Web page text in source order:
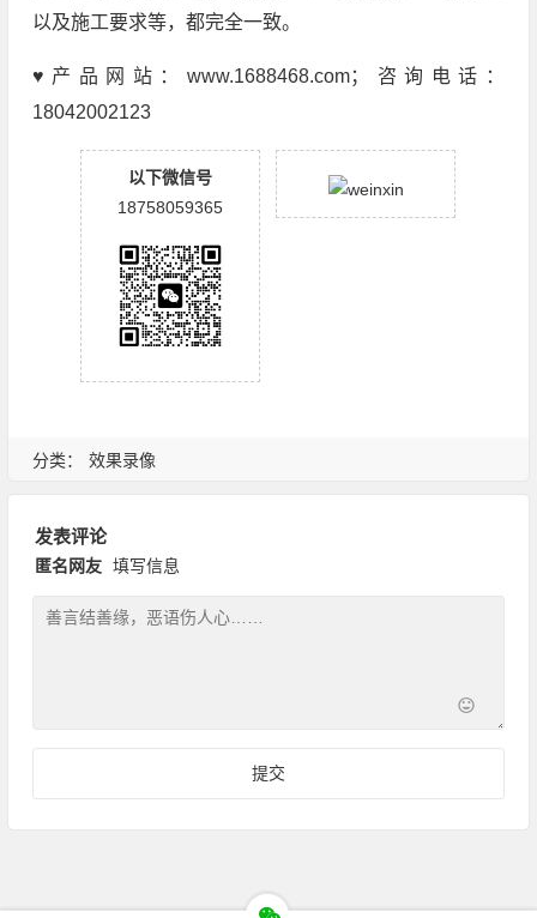
以及施工要求等，都完全一致。
♥产品网站：www.1688468.com；咨询电话：
18042002123
以下微信号
18758059365
分类： 效果录像
发表评论
匿名网友 填写信息